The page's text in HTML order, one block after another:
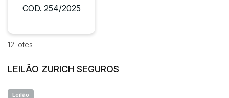
Imóveis
Veículos
Carros
Utilitário
Bairro
Judiciais Extrajudiciais
COD. 254/2025
12 lotes
LEILÃO ZURICH SEGUROS
Leilão